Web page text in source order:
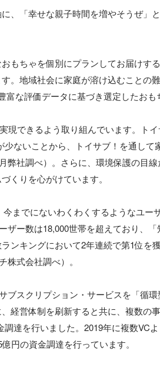
、「幸せな親子時間を増やそうぜ」
もちゃを個別にプランしてお届けす
。地域社会に家庭が溶け込むことの難
な評価データに基づき選定したおも
現できるよう取り組んでいます。ト
ないことから、トイサブ！を通して
弊社調べ）。さらに、環境保護の目
くりを心がけています。
までにないわくわくするようなユー
ザー数は18,000世帯を超えており、「
ンキングにおいて2年連続で第1位を
株式会社調べ）。
ブスクリプション・サービスを「循
経営体制を刷新すると共に、複数の
達を行いました。2019年に複数VC
円の資金調達を行っています。